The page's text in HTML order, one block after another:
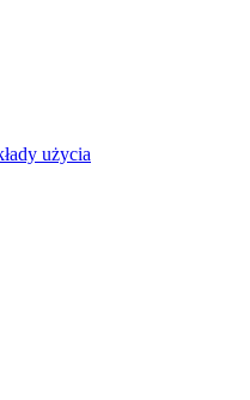
użycia